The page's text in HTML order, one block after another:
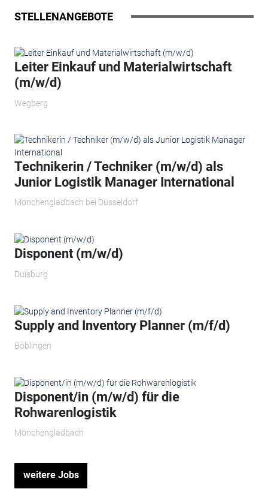
STELLENANGEBOTE
Leiter Einkauf und Materialwirtschaft
(m/w/d)
Wegberg
Technikerin / Techniker (m/w/d) als
Junior Logistik Manager International
Mönchengladbach bei Düsseldorf
Disponent (m/w/d)
Duisburg
Supply and Inventory Planner (m/f/d)
Böblingen
Disponent/in (m/w/d) für die
Rohwarenlogistik
Mönchengladbach
weitere Jobs